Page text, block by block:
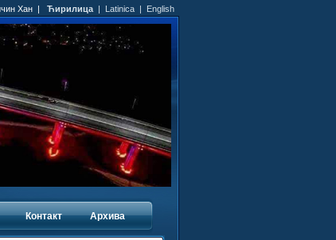
Хан | Ћирилица | Latinica | English
Контакт Архива